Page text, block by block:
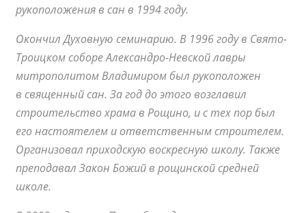
рукоположения в сан в 1994 году.
Окончил Духовную семинарию. В 1996 году в Свято-
Троицком соборе Александро-Невской лавры
митрополитом Владимиром был рукоположен
в священный сан. За год до этого возглавил
строительство храма в Рощино, и с тех пор был
его настоятелем и ответственным строителем.
Организовал приходскую воскресную школу. Также
преподавал Закон Божий в рощинской средней
школе.